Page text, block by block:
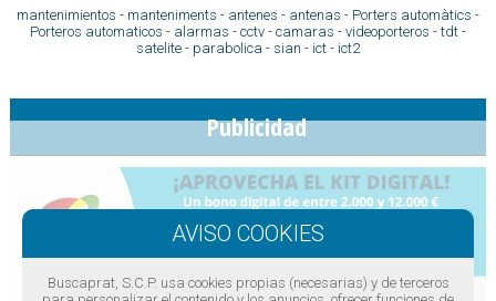
mantenimientos - manteniments - antenes - antenas - Porters automàtics -
Porteros automaticos - alarmas - cctv - camaras - videoporteros -tdt -
satelite - parabolica - sian - ict - ict2
Publicidad
Buscaprat, S.C.P. usa cookies propias (necesarias) y de terceros